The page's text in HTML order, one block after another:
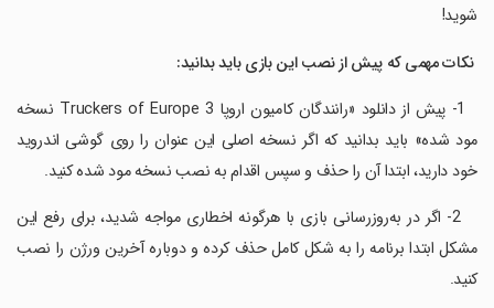
شوید!
‏ نکات مهمی که پیش از نصب این بازی باید بدانید:
‏ ‏ 1- پیش از دانلود «رانندگان کامیون اروپا 3 Truckers of Europe نسخه
مود شده» باید بدانید که اگر نسخه اصلی این عنوان را روی گوشی اندروید
خود دارید، ابتدا آن را حذف و سپس اقدام به نصب نسخه مود شده کنید.
‏ ‏ ‏ 2- اگر در به‌روزرسانی بازی با هرگونه اخطاری مواجه شدید، برای رفع این
مشکل ابتدا برنامه را به شکل کامل حذف کرده و دوباره آخرین ورژن را نصب
کنید.